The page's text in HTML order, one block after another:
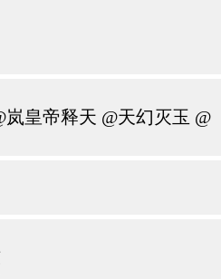
皇帝释天 @天幻灭玉 @